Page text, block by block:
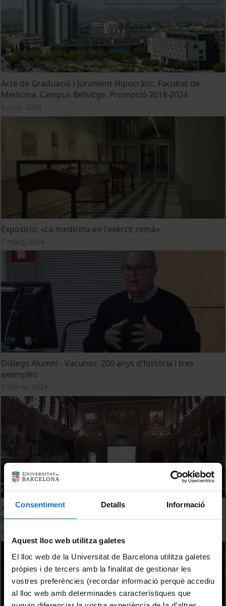
Consentiment Detalls Informació
Aquest lloc web utilitza galetes
El lloc web de la Universitat de Barcelona utilitza galetes
pròpies i de tercers amb la finalitat de gestionar les
vostres preferències (recordar informació perquè accediu
al lloc web amb determinades característiques que
Acte de Graduació i Jurament Hipocràtic. Facultat de
Medicina. Campus Bellvitge. Promoció 2018-2024
6 juny, 2024
Exposició: «La medicina en l'exèrcit romà»
7 maig, 2024
Diàlegs Alumni - Vacunes: 200 anys d'història i tres
exemples
7 febrer, 2024
Acte de Graduació de la 11a. promoció del Grau en
Podologia de la Universitat de Barcelona. Any 2023